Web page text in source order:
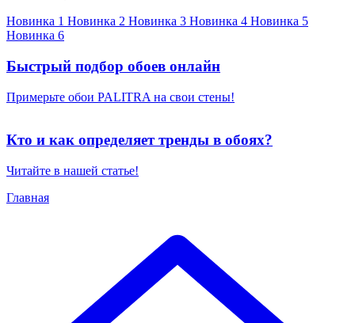
Новинка 1 Новинка 2 Новинка 3 Новинка 4 Новинка 5
Новинка 6
Быстрый подбор обоев онлайн
Примерьте обои PALITRA на свои стены!
Кто и как определяет тренды в обоях?
Читайте в нашей статье!
Главная